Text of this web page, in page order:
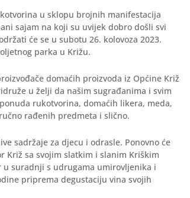
u sklopu brojnih manifestacija
sajam na koji su uvijek dobro došli svi
će se u subotu 26. kolovoza 2023.
parka u Križu.
domaćih proizvoda iz Općine Križ
u želji da našim sugrađanima i svim
rukotvorina, domaćih likera, meda,
rađenih predmeta i slično.
sadržaje za djecu i odrasle. Ponovno će
Križ sa svojim slatkim i slanim Kriškim
u suradnji s udrugama umirovljenika i
priprema degustaciju vina svojih